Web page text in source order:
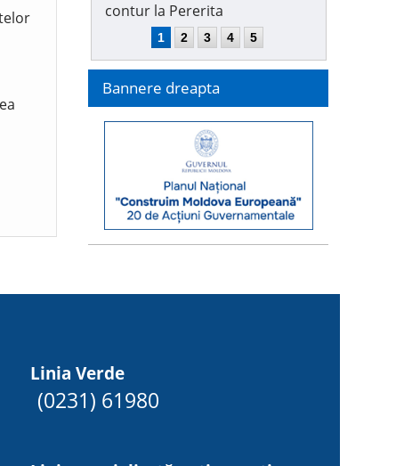
contur la Pererita
1 2 3 4 5
Bannere dreapta
Linia Verde
(0231) 61980